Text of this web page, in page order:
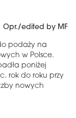
Opr./edited by MF
podaży na
w Polsce.
poniżej
rok do roku przy
nowych